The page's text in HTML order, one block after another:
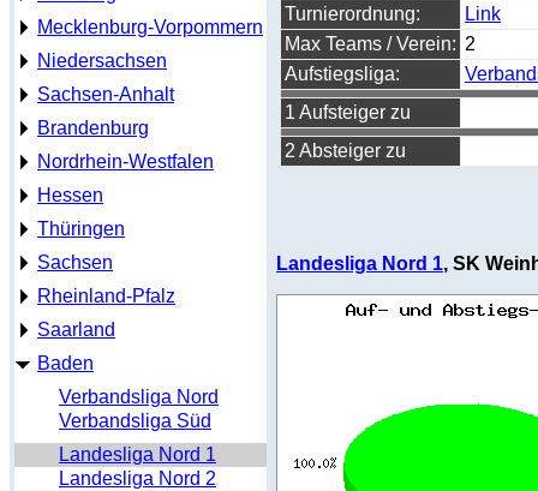
Mecklenburg-Vorpommern
Niedersachsen
Sachsen-Anhalt
Brandenburg
Nordrhein-Westfalen
Hessen
Thüringen
Sachsen
Rheinland-Pfalz
Saarland
Baden
Verbandsliga Nord
Verbandsliga Süd
Landesliga Nord 1
Landesliga Nord 2
Turnierordnung:
Link
Max Teams / Verein: 2
Aufstiegsliga:
1 Aufsteiger zu
2 Absteiger zu
Landesliga Nord 1, SK